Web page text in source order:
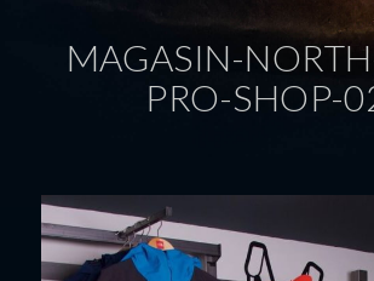
MAGASIN-
PRO-SHOP-